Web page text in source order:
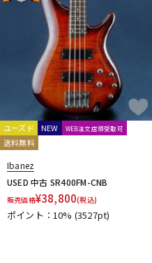
ユーズド NEW WEB注文店頭受取可
送料無料
Ibanez
USED 中古 SR400FM-CNB
販売価格¥38,800(税込)
ポイント：10% (3527pt)